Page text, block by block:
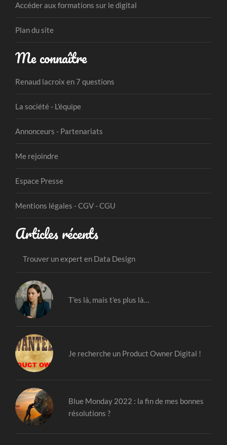
Accéder aux formations sur le digital
Plan du site
Me connaître
Renaud lacroix en 7 questions
La société - L'équipe
Annonceurs - Partenariats
Me rejoindre
Espace Presse
Mentions légales - CGV - CGU
Articles récents
Trouver un expert en Data Design
T’es là, mais t’es plus là…
Je recherche un Product Owner Digital !
Blue Monday 2022 : la fin de mes bonnes
résolutions ?